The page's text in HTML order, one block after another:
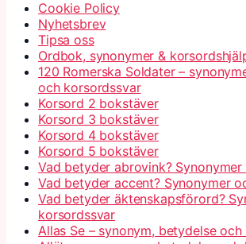
Cookie Policy
Nyhetsbrev
Tipsa oss
Ordbok, synonymer &
120 Romerska Soldater –
och korsordssvar
Korsord 2 bokstäver
Korsord 3 bokstäver
Korsord 4 bokstäver
Korsord 5 bokstäver
Vad betyder abrovink?
Vad betyder accent? Synonymer
Vad betyder äktenskapsförord?
korsordssvar
Allas Se – synonym, betydelse